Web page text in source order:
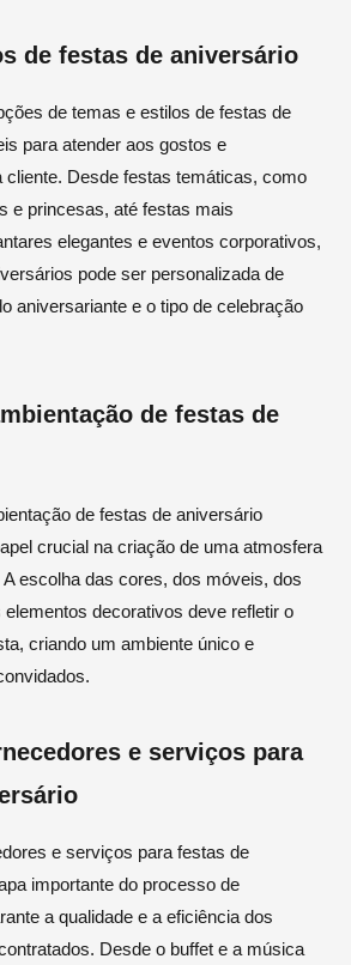
de festas de aniversário
de temas e estilos de festas de
para atender aos gostos e
cliente. Desde festas temáticas, como
e princesas, até festas mais
elegantes e eventos corporativos,
pode ser personalizada de
aniversariante e o tipo de celebração
de festas de
de festas de aniversário
crucial na criação de uma atmosfera
escolha das cores, dos móveis, dos
decorativos deve refletir o
criando um ambiente único e
e serviços para
e serviços para festas de
importante do processo de
a qualidade e a eficiência dos
Desde o buffet e a música